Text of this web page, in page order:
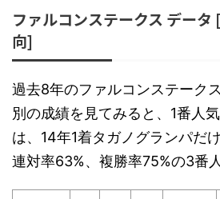
ファルコンステークス データ
向]
過去8年のファルコンステーク
別の成績を見てみると、1番人
は、14年1着タガノグランパだ
連対率63%、複勝率75%の3番人